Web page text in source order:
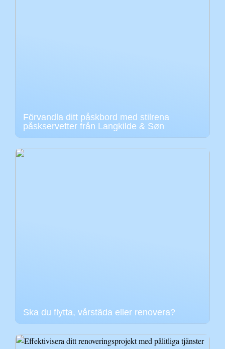
Förvandla ditt påskbord med stilrena
påskservetter från Langkilde & Søn
Ska du flytta, vårstäda eller renovera?